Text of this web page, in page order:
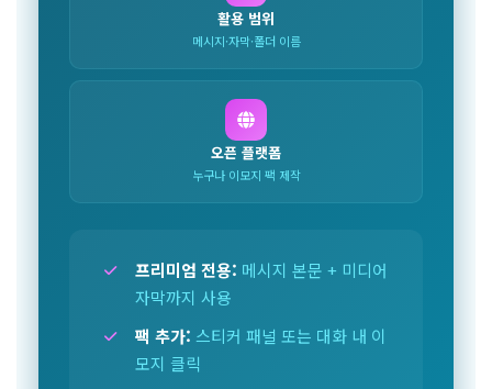
활용 범위
메시지·자막·폴더 이름
오픈 플랫폼
누구나 이모지 팩 제작
프리미엄 전용: 메시지 본문 + 미디어
자막까지 사용
팩 추가: 스티커 패널 또는 대화 내 이
모지 클릭